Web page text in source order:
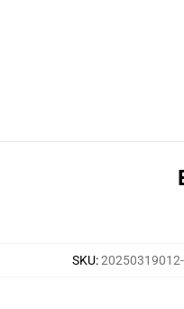
SKU:20250319012-